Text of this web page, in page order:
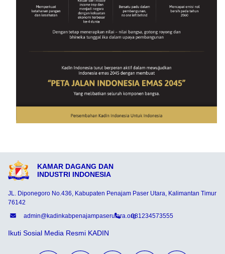
KAMAR DAGANG DAN
INDUSTRI INDONESIA
JL. Diponegoro No.436, Kabupaten Penajam Paser Utara, Kalimantan Timur
76142
admin@kadinkabpenajampaserutara.org081234573555
Ikuti Sosial Media Resmi KADIN